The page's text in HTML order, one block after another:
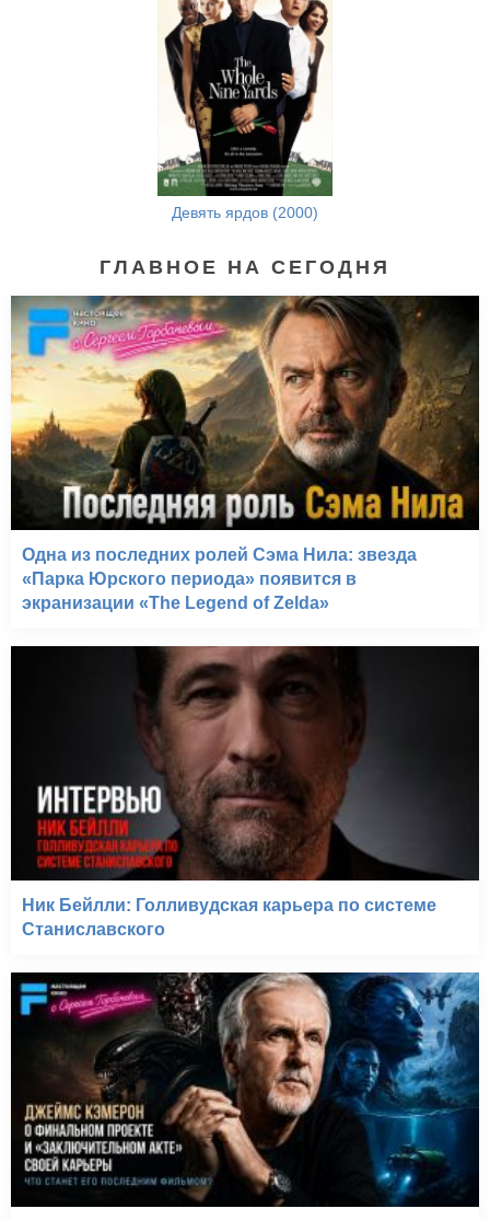
Анализируй то (2002)
Малавита (2013)
Девять ярдов (2000)
ГЛАВНОЕ НА СЕГОДНЯ
Одна из последних ролей Сэма Нила: звезда
«Парка Юрского периода» появится в
экранизации «The Legend of Zelda»
Ник Бейлли: Голливудская карьера по системе
Станиславского